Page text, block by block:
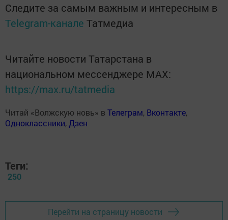
Следите за самым важным и интересным в
Telegram-канале Татмедиа
Читайте новости Татарстана в
национальном мессенджере MАХ:
https://max.ru/tatmedia
Читай «Волжскую новь» в Телеграм, Вконтакте,
Одноклассники, Дзен
Теги:
250
Перейти на страницу новости